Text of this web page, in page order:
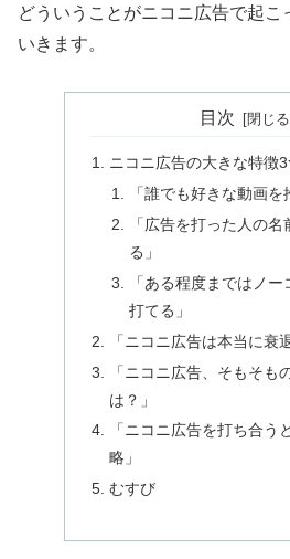
どういうことがニコニ広告で起こ
いきます。
目次
ニコニ広告の大きな特徴
「誰でも好きな動画を
「広告を打った人の
る」
「ある程度まではノ
打てる」
「ニコニ広告は本当に衰
「ニコニ広告、そもそも
は？」
「ニコニ広告を打ち合う
略」
むすび